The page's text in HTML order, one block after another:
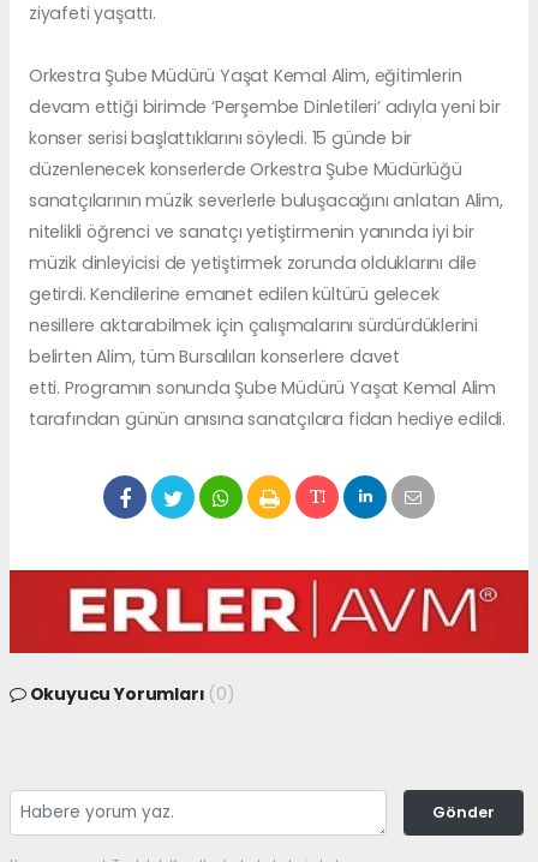
ziyafeti yaşattı.
Orkestra Şube Müdürü Yaşat Kemal Alim, eğitimlerin
devam ettiği birimde ‘Perşembe Dinletileri’ adıyla yeni bir
konser serisi başlattıklarını söyledi. 15 günde bir
düzenlenecek konserlerde Orkestra Şube Müdürlüğü
sanatçılarının müzik severlerle buluşacağını anlatan Alim,
nitelikli öğrenci ve sanatçı yetiştirmenin yanında iyi bir
müzik dinleyicisi de yetiştirmek zorunda olduklarını dile
getirdi. Kendilerine emanet edilen kültürü gelecek
nesillere aktarabilmek için çalışmalarını sürdürdüklerini
belirten Alim, tüm Bursalıları konserlere davet
etti. Programın sonunda Şube Müdürü Yaşat Kemal Alim
tarafından günün anısına sanatçılara fidan hediye edildi.
Okuyucu Yorumları (0)
Gönder